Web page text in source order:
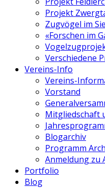
Projekt
Zugvögel im
«Forschen im
Verschiedene
Vereins-Info
Vereins-
Vorstand
Mitgliedschaft
Blogarchiv
Programm
Anmeldung zu
Portfolio
Blog